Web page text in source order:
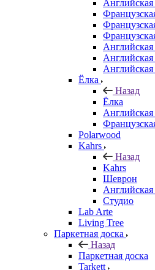
Английская
Английская
Ёлка
Назад
Ёлка
Английская
Polarwood
Kahrs
Назад
Kahrs
Шеврон
Английская
Студио
Lab Arte
Living Tree
Паркетная доска
Назад
Паркетная доска
Tarkett